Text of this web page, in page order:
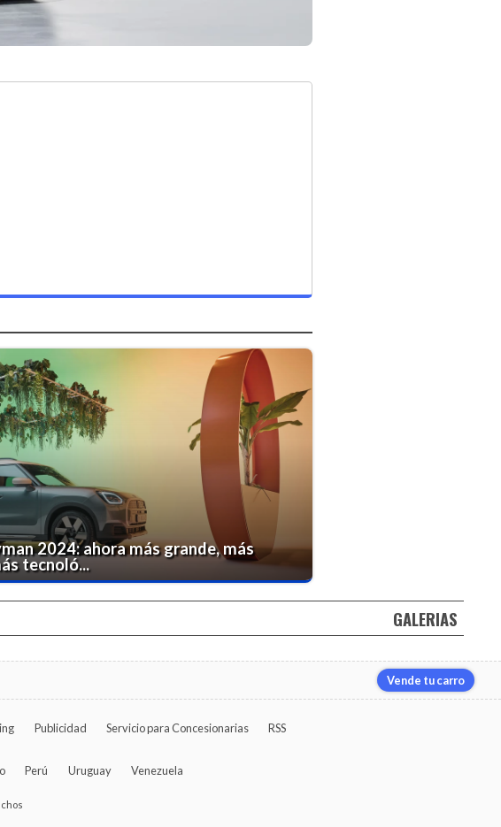
2024: ahora más grande, más
tecnoló...
GALERIAS
Vende tu carro
Publicidad Servicio para Concesionarias RSS
Perú Uruguay Venezuela